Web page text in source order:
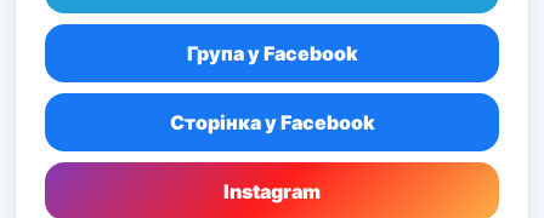
Група у Facebook
Сторінка у Facebook
Instagram